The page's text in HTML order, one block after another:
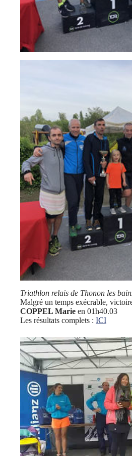
Triathlon relais de Thonon les
Malgré un temps exécrable,
COPPEL Marie en 01h40.03
Les résultats complets : ICI